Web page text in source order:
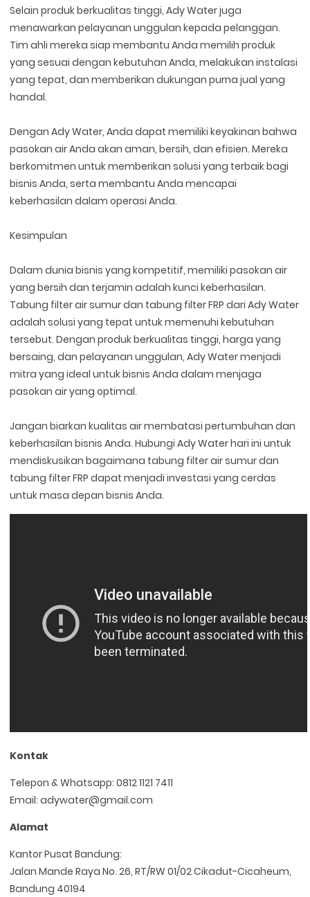
Selain produk berkualitas tinggi, Ady Water juga
menawarkan pelayanan unggulan kepada pelanggan.
Tim ahli mereka siap membantu Anda memilih produk
yang sesuai dengan kebutuhan Anda, melakukan instalasi
yang tepat, dan memberikan dukungan purna jual yang
handal.
Dengan Ady Water, Anda dapat memiliki keyakinan bahwa
pasokan air Anda akan aman, bersih, dan efisien. Mereka
berkomitmen untuk memberikan solusi yang terbaik bagi
bisnis Anda, serta membantu Anda mencapai
keberhasilan dalam operasi Anda.
Kesimpulan
Dalam dunia bisnis yang kompetitif, memiliki pasokan air
yang bersih dan terjamin adalah kunci keberhasilan.
Tabung filter air sumur dan tabung filter FRP dari Ady Water
adalah solusi yang tepat untuk memenuhi kebutuhan
tersebut. Dengan produk berkualitas tinggi, harga yang
bersaing, dan pelayanan unggulan, Ady Water menjadi
mitra yang ideal untuk bisnis Anda dalam menjaga
pasokan air yang optimal.
Jangan biarkan kualitas air membatasi pertumbuhan dan
keberhasilan bisnis Anda. Hubungi Ady Water hari ini untuk
mendiskusikan bagaimana tabung filter air sumur dan
tabung filter FRP dapat menjadi investasi yang cerdas
untuk masa depan bisnis Anda.
Kontak
Telepon & Whatsapp: 0812 1121 7411
Email: adywater@gmail.com
Alamat
Kantor Pusat Bandung:
Jalan Mande Raya No. 26, RT/RW 01/02 Cikadut-Cicaheum,
Bandung 40194